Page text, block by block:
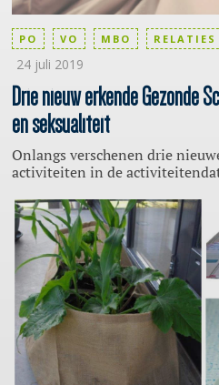
Drie nieuw erkende Gezonde
en seksualiteit
Onlangs verschenen drie
activiteiten in de
voor het thema Relaties en
PO VO MBO RELATIES
24 juli 2019